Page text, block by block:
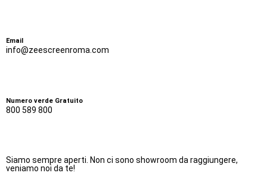
Email
info@zeescreenroma.com
Numero verde Gratuito
800 589 800
Siamo sempre aperti. Non ci sono showroom da raggiungere,
veniamo noi da te!